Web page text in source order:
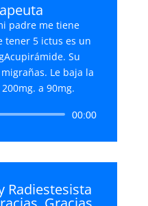
padre me tiene
tener 5 ictus es un
Su
Le baja la
a 90mg.
00:00
Radiestesista